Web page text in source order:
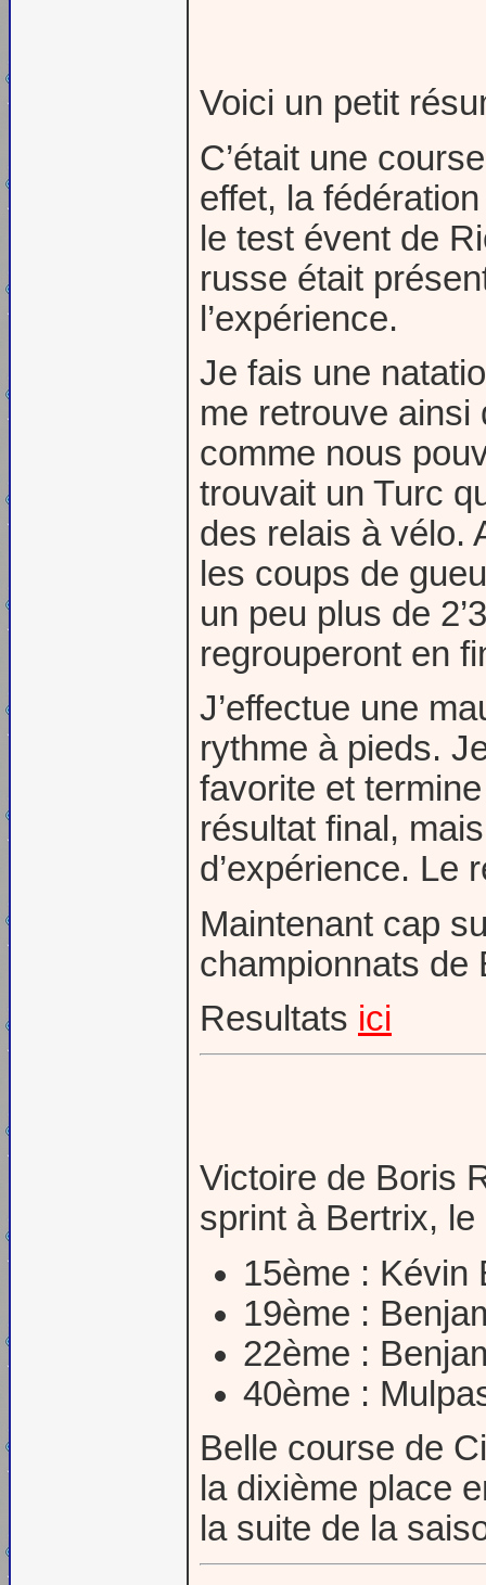
Voici un petit
C’était une
effet, la
le test évent de
russe était
l’expérience.
Je fais une
me retrouve
comme nous
trouvait un Turc
des relais à vélo.
les coups de
un peu plus de
regrouperont en
J’effectue une
rythme à pieds.
favorite et
résultat final,
d’expérience. Le
Maintenant cap
championnats de
Resultats ici
Victoire de Boris
sprint à Bertrix,
15ème : Kévin
19ème :
22ème :
40ème :
Belle course de
la dixième place
la suite de la